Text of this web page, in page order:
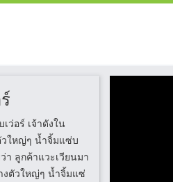
ว่อร์ เจ้าดังใน
ใหญ่ๆ น้ำจิ้มแซ่บ
า ลูกค้าแวะเวียนมา
งตัวใหญ่ๆ น้ำจิ้มแซ่